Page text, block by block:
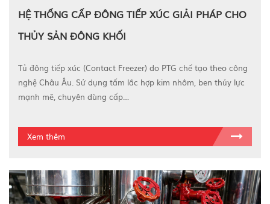
HỆ THỐNG CẤP ĐÔNG TIẾP XÚC GIẢI PHÁP CHO
THỦY SẢN ĐÔNG KHỐI
Tủ đông tiếp xúc (Contact Freezer) do PTG chế tạo theo công
nghệ Châu Âu. Sử dụng tấm lắc hợp kim nhôm, ben thủy lực
mạnh mẽ, chuyên dùng cấp…
Xem thêm